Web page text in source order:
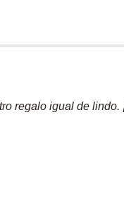
regalo igual de lindo.